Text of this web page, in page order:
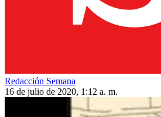
Redacción Semana
16 de julio de 2020, 1:12 a. m.